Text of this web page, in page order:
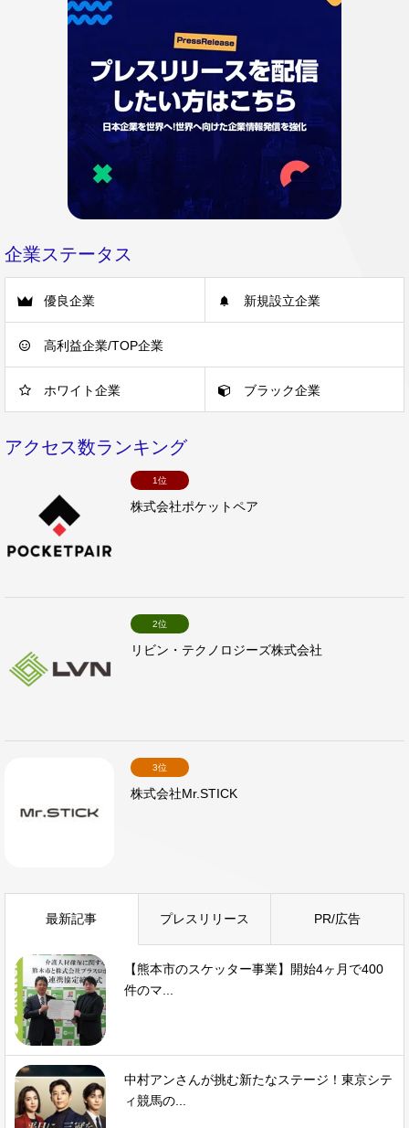
企業ステータス
優良企業 新規設立企業
高利益企業/TOP企業
ホワイト企業 ブラック企業
アクセス数ランキング
1位
株式会社ポケットペア
2位
リビン・テクノロジーズ株式会社
3位
株式会社Mr.STICK
最新記事 プレスリリース PR/広告
【熊本市のスケッター事業】開始4ヶ月で400
件のマ...
中村アンさんが挑む新たなステージ！東京シテ
ィ競馬の...